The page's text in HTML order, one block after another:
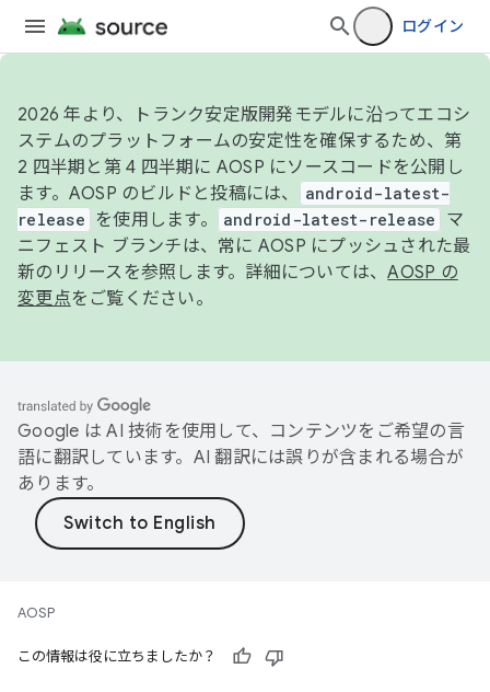
ログイン
2026 年より、トランク安定版開発モデルに沿ってエコシ
ステムのプラットフォームの安定性を確保するため、第
2 四半期と第 4 四半期に AOSP にソースコードを公開し
ます。AOSP のビルドと投稿には、
android-latest-
release
を使用します。 android-latest-release
マ
ニフェスト ブランチは、常に AOSP にプッシュされた最
新のリリースを参照します。詳細については、AOSP の
変更点をご覧ください。
Google は AI 技術を使用して、コンテンツをご希望の言
語に翻訳しています。AI 翻訳には誤りが含まれる場合が
あります。
AOSP
この情報は役に立ちましたか？